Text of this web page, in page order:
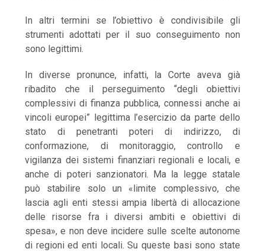
In altri termini se l’obiettivo è condivisibile gli
strumenti adottati per il suo conseguimento non
sono legittimi.
In diverse pronunce, infatti, la Corte aveva già
ribadito che il perseguimento “degli obiettivi
complessivi di finanza pubblica, connessi anche ai
vincoli europei” legittima l’esercizio da parte dello
stato di penetranti poteri di indirizzo, di
conformazione, di monitoraggio, controllo e
vigilanza dei sistemi finanziari regionali e locali, e
anche di poteri sanzionatori. Ma la legge statale
può stabilire solo un «limite complessivo, che
lascia agli enti stessi ampia libertà di allocazione
delle risorse fra i diversi ambiti e obiettivi di
spesa», e non deve incidere sulle scelte autonome
di regioni ed enti locali. Su queste basi sono state